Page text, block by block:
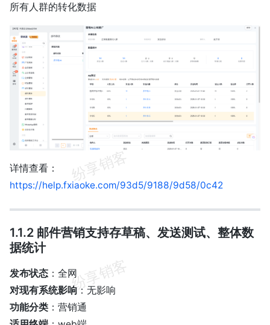
所有人群的转化数据
详情查看：
https://help.fxiaoke.com/93d5/9188/9d58/0c42
1.1.2 邮件营销支持存草稿、发送测试、整体数
据统计
发布状态 ：全网
对现有系统影响：无影响
功能分类 ：营销通